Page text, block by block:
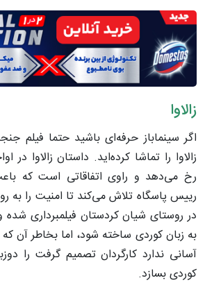
زالاوا
اگر سینماباز حرفه‌ای باشید حتما فیلم
رخ می‌دهد و راوی اتفاقاتی است که
رییس پاسگاه تلاش می‌کند تا امنیت را به
در روستای شیان کردستان فیلمبرداری شده و
به زبان کوردی ساخته شود، اما بخاطر آن
آسانی ندارد کارگردان تصمیم گرفت را
کوردی بسازد.